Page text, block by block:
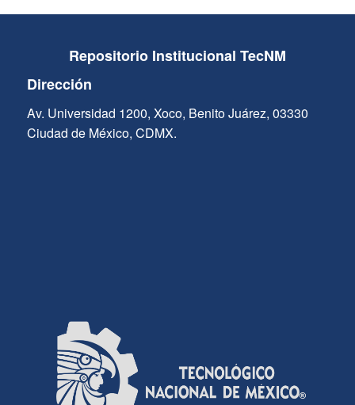
Repositorio Institucional TecNM
Dirección
Av. Universidad 1200, Xoco, Benito Juárez, 03330
Ciudad de México, CDMX.